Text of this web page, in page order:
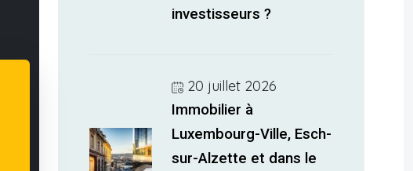
investisseurs ?
20 juillet 2026
Immobilier à
Luxembourg-Ville, Esch-
sur-Alzette et dans le